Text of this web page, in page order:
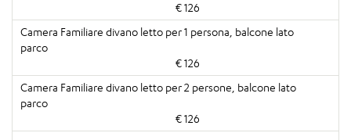
€ 126
€ 126
€ 126